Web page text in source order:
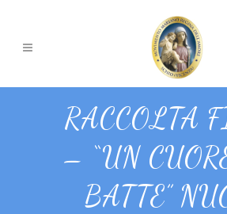
RACCOLTA
– “UN
BATTE”